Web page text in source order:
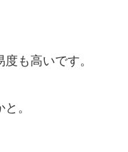
も高いです。
。